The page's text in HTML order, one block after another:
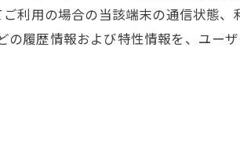
利用の場合の当該端末の通信状態
の履歴情報および特性情報を、ユー